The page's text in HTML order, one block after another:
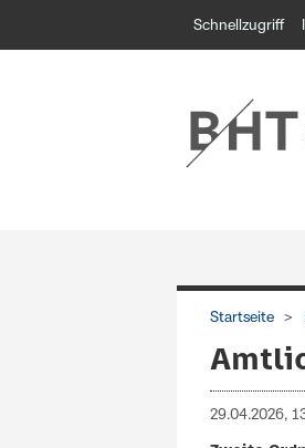
Schnellzugriff
Startseite
29.04.2026,